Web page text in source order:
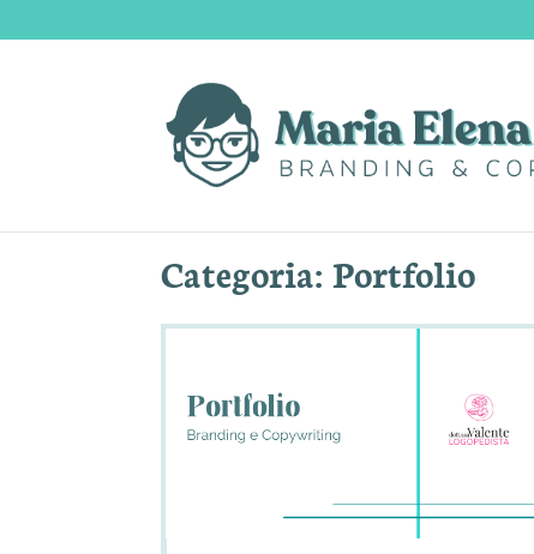
Categoria: Portfolio